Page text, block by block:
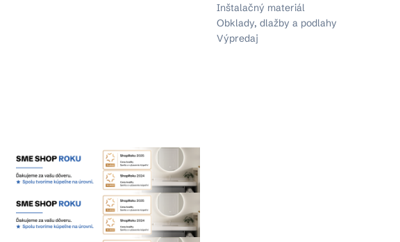
Inštalačný materiál
Obklady, dlažby a podlahy
Výpredaj